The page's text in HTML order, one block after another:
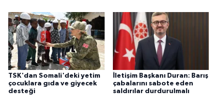
TSK'dan Somali'deki yetim
çocuklara gıda ve giyecek
desteği
İletişim Başkanı Duran: Barış
çabalarını sabote eden
saldırılar durdurulmalı